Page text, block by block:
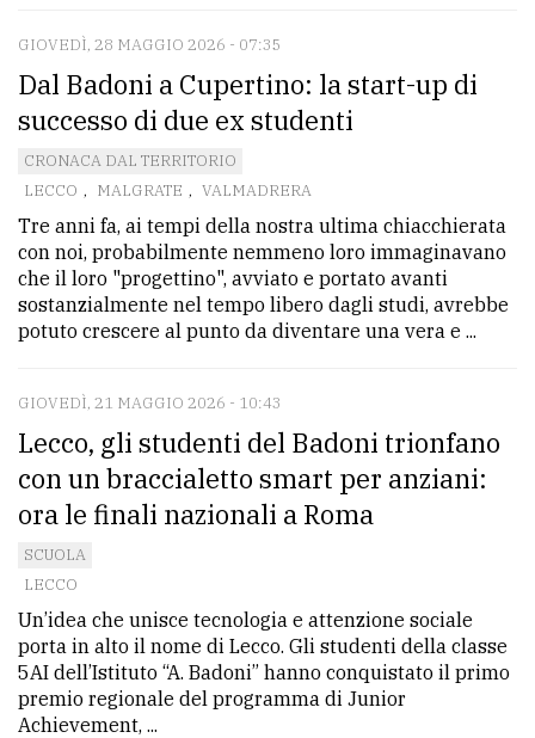
PRIVACY
Privacy
Cookie
policy
GIOVEDÌ, 28 MAGGIO 2026 - 07:35
Dal Badoni a Cupertino: la start-up di
successo di due ex studenti
CRONACA DAL TERRITORIO
LECCO , MALGRATE , VALMADRERA
Tre anni fa, ai tempi della nostra ultima chiacchierata
con noi, probabilmente nemmeno loro immaginavano
che il loro "progettino", avviato e portato avanti
sostanzialmente nel tempo libero dagli studi, avrebbe
potuto crescere al punto da diventare una vera e ...
GIOVEDÌ, 21 MAGGIO 2026 - 10:43
Lecco, gli studenti del Badoni trionfano
con un braccialetto smart per anziani:
ora le finali nazionali a Roma
SCUOLA
LECCO
Un’idea che unisce tecnologia e attenzione sociale
porta in alto il nome di Lecco. Gli studenti della classe
5AI dell’Istituto “A. Badoni” hanno conquistato il primo
premio regionale del programma di Junior
Achievement, ...